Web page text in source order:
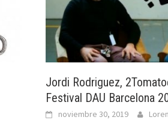
Jordi Rodriguez,
Festival DAU Barcelona
noviembre 30, 2019